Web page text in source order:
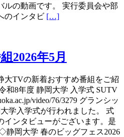
ルの動画です。 実行委員会や部
のインタビ […]
2026年5月
大TVの新着おすすめ番組をご紹
8年度 静岡大学 入学式 SUTV
video/76/3279 グランシッ
学入学式が行われました。 式
インタビューがございます。是
岡大学 春のビッグフェス2026